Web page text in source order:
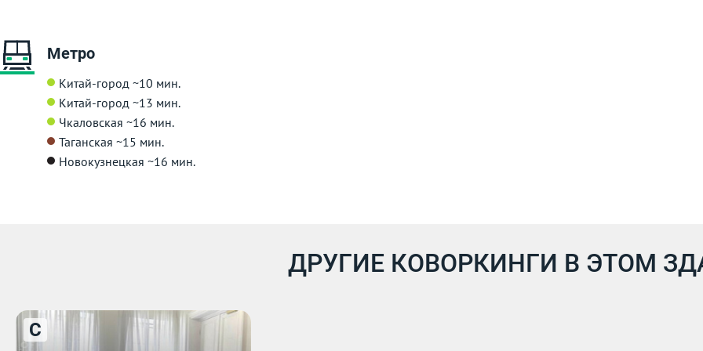
Метро
Китай-город ~10 мин.
Китай-город ~13 мин.
Чкаловская ~16 мин.
Таганская ~15 мин.
Новокузнецкая ~16 мин.
ДРУГИЕ КОВОРКИНГИ В ЭТОМ
C